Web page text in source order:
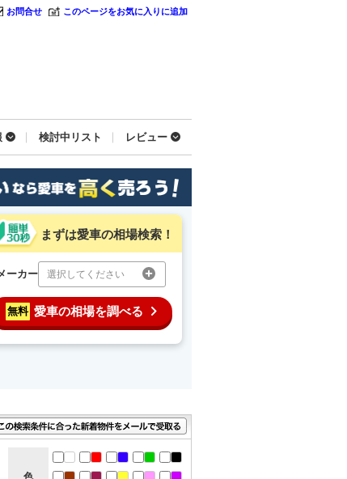
お問合せ このページをお気に入りに追加
検討中リスト レビュー
まずは愛車の相場検索！
ーカー 選択してください
無料 愛車の相場を調べる
色